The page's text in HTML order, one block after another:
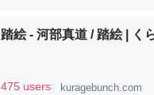
論文では「淡水はカルシウ
踏絵 - 河部真道 / 踏絵 | く
475 users kuragebunch.com